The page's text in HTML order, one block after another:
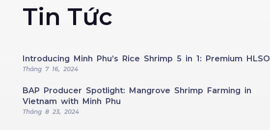
Tin Tức
Introducing Minh Phu’s Rice Shrimp 5 in 1: Premium HLSO
Tháng 7 16, 2024
BAP Producer Spotlight: Mangrove Shrimp Farming in
Vietnam with Minh Phu
Tháng 8 23, 2024